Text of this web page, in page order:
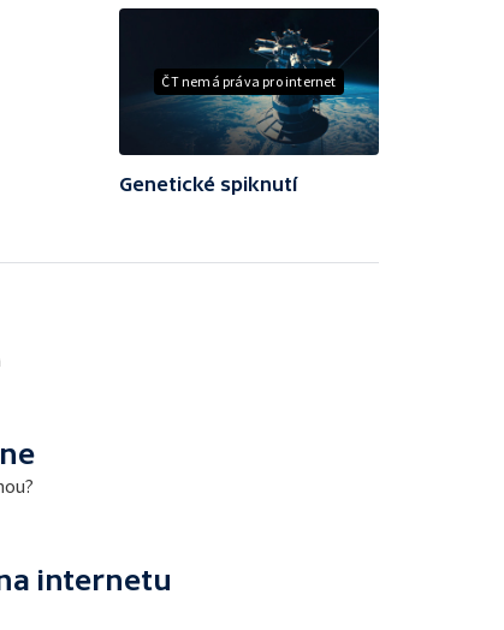
ČT nemá práva pro internet
Genetické spiknutí
internetu